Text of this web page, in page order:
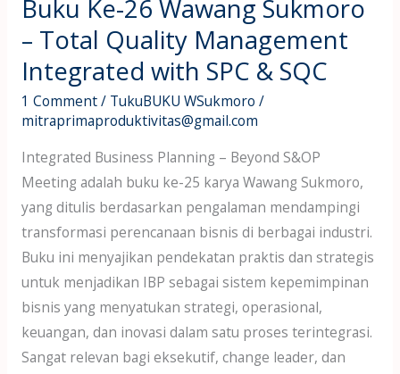
Buku Ke-26 Wawang Sukmoro
– Total Quality Management
Integrated with SPC & SQC
1 Comment/ TukuBUKU WSukmoro /
mitraprimaproduktivitas@gmail.com
Integrated Business Planning – Beyond S&OP
Meeting adalah buku ke-25 karya Wawang Sukmoro,
yang ditulis berdasarkan pengalaman mendampingi
transformasi perencanaan bisnis di berbagai industri.
Buku ini menyajikan pendekatan praktis dan strategis
untuk menjadikan IBP sebagai sistem kepemimpinan
bisnis yang menyatukan strategi, operasional,
keuangan, dan inovasi dalam satu proses terintegrasi.
Sangat relevan bagi eksekutif, change leader, dan